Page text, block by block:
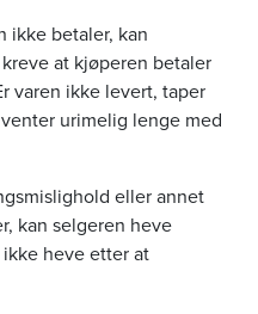
ikke betaler, kan
at kjøperen betaler
varen ikke levert, taper
urimelig lenge med
eller annet
kan selgeren heve
heve etter at